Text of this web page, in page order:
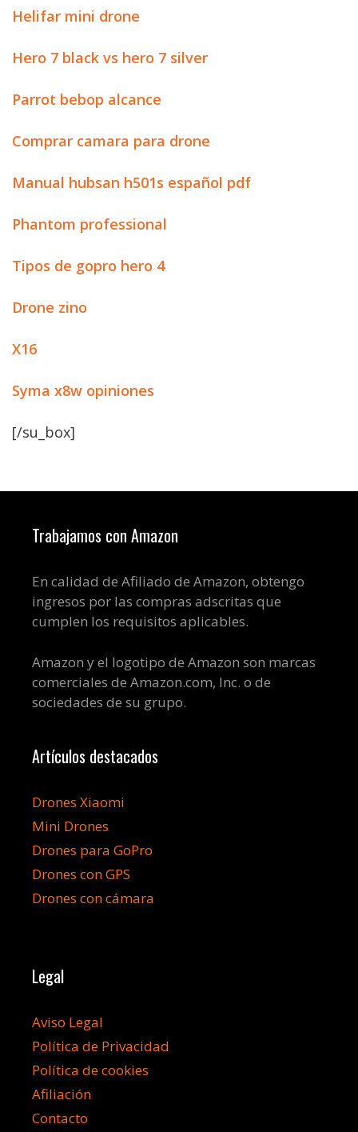
Helifar mini drone
Hero 7 black vs hero 7 silver
Parrot bebop alcance
Comprar camara para drone
Manual hubsan h501s español pdf
Phantom professional
Tipos de gopro hero 4
Drone zino
X16
Syma x8w opiniones
[/su_box]
Trabajamos con Amazon
En calidad de Afiliado de Amazon, obtengo
ingresos por las compras adscritas que
cumplen los requisitos aplicables.
Amazon y el logotipo de Amazon son marcas
comerciales de Amazon.com, Inc. o de
sociedades de su grupo.
Artículos destacados
Drones Xiaomi
Mini Drones
Drones para GoPro
Drones con GPS
Drones con cámara
Legal
Aviso Legal
Política de Privacidad
Política de cookies
Afiliación
Contacto